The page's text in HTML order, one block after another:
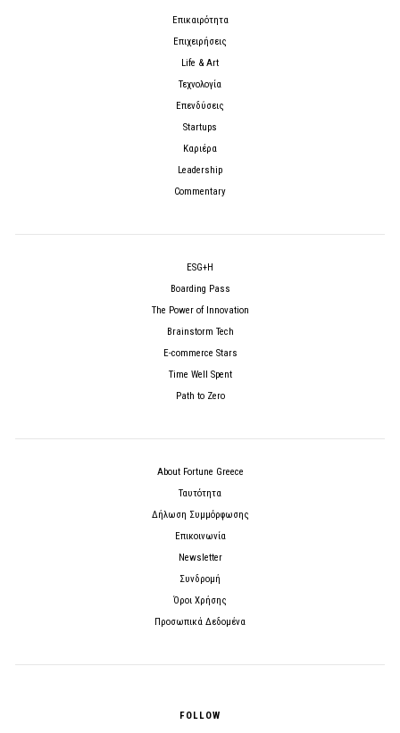
Επικαιρότητα
Επιχειρήσεις
Life & Art
Τεχνολογία
Επενδύσεις
Startups
Καριέρα
Leadership
Commentary
ESG+H
Boarding Pass
The Power of Innovation
Brainstorm Tech
E-commerce Stars
Time Well Spent
Path to Zero
About Fortune Greece
Ταυτότητα
Δήλωση Συμμόρφωσης
Επικοινωνία
Newsletter
Συνδρομή
Όροι Χρήσης
Προσωπικά Δεδομένα
FOLLOW